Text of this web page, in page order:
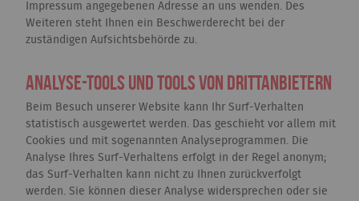
Impressum angegebenen Adresse an uns wenden. Des
Weiteren steht Ihnen ein Beschwerderecht bei der
zuständigen Aufsichtsbehörde zu.
Analyse-Tools und Tools von Drittanbietern
Beim Besuch unserer Website kann Ihr Surf-Verhalten
statistisch ausgewertet werden. Das geschieht vor allem mit
Cookies und mit sogenannten Analyseprogrammen. Die
Analyse Ihres Surf-Verhaltens erfolgt in der Regel anonym;
das Surf-Verhalten kann nicht zu Ihnen zurückverfolgt
werden. Sie können dieser Analyse widersprechen oder sie